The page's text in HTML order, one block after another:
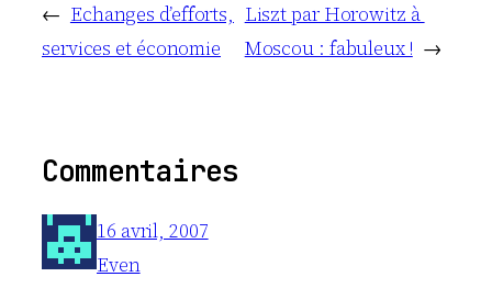
← Echanges d’efforts,
services et économie
Liszt par Horowitz à
Moscou : fabuleux ! →
Commentaires
16 avril, 2007
Even